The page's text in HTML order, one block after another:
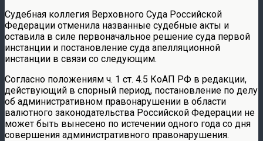
Судебная коллегия Верховного Суда Российской
Федерации отменила названные судебные акты и
оставила в силе первоначальное решение суда первой
инстанции и постановление суда апелляционной
инстанции в связи со следующим.
Согласно положениям ч. 1 ст. 4.5 КоАП РФ в редакции,
действующий в спорный период, постановление по делу
об административном правонарушении в области
валютного законодательства Российской Федерации не
может быть вынесено по истечении одного года со дня
совершения административного правонарушения.